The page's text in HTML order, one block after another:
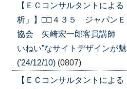
【ＥＣコンサルタントによ
析」】□□４３５ ジャパンＥ
協会 矢崎宏一郎客員講師
いねい”なサイトデザインが
('24/12/10) (0807)
【ＥＣコンサルタントによ